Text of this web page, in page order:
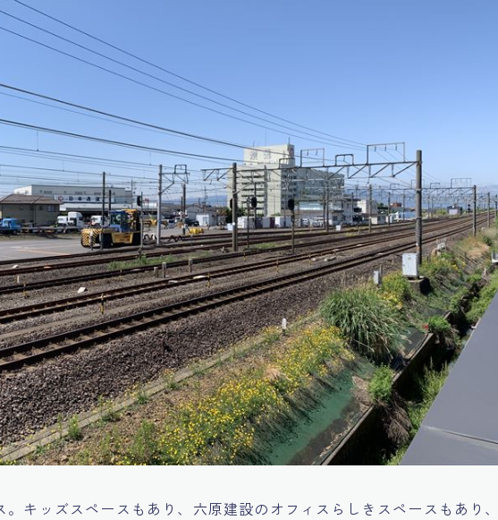
キッズスペースもあり、六原建設のオフィスらしきスペースもあり、